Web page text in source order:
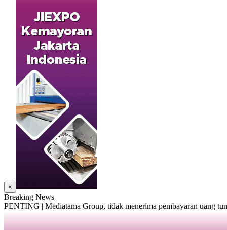
×
Breaking News
PENTING | Mediatama Group, tidak menerima pembayaran uang